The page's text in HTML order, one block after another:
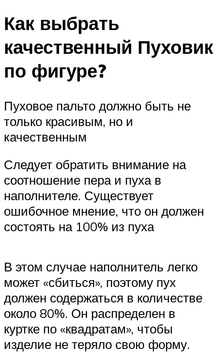
Как выбрать
качественный Пуховик
по фигуре?
Пуховое пальто должно быть не
только красивым, но и
качественным
Следует обратить внимание на
соотношение пера и пуха в
наполнителе. Существует
ошибочное мнение, что он должен
состоять на 100% из пуха
В этом случае наполнитель легко
может «сбиться», поэтому пух
должен содержаться в количестве
около 80%. Он распределен в
куртке по «квадратам», чтобы
изделие не теряло свою форму.